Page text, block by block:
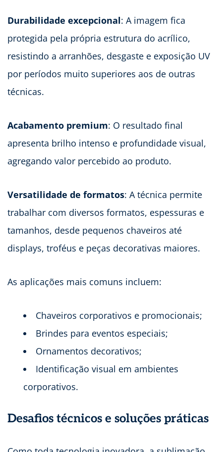
Durabilidade excepcional: A imagem fica
protegida pela própria estrutura do acrílico,
resistindo a arranhões, desgaste e exposição UV
por períodos muito superiores aos de outras
técnicas.
Acabamento premium: O resultado final
apresenta brilho intenso e profundidade visual,
agregando valor percebido ao produto.
Versatilidade de formatos: A técnica permite
trabalhar com diversos formatos, espessuras e
tamanhos, desde pequenos chaveiros até
displays, troféus e peças decorativas maiores.
As aplicações mais comuns incluem:
Chaveiros corporativos e promocionais;
Brindes para eventos especiais;
Ornamentos decorativos;
Identificação visual em ambientes
corporativos.
Desafios técnicos e soluções práticas